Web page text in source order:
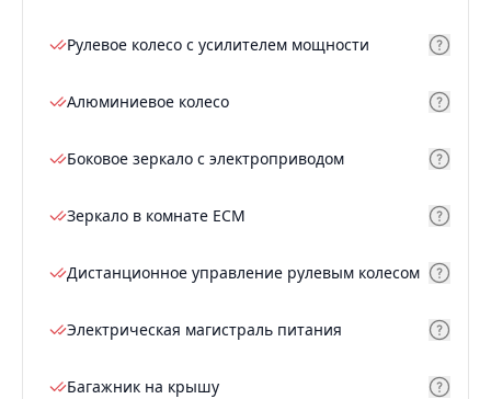
Рулевое колесо с усилителем мощности
Алюминиевое колесо
Боковое зеркало с электроприводом
Зеркало в комнате ECM
Дистанционное управление рулевым колесом
Электрическая магистраль питания
Багажник на крышу